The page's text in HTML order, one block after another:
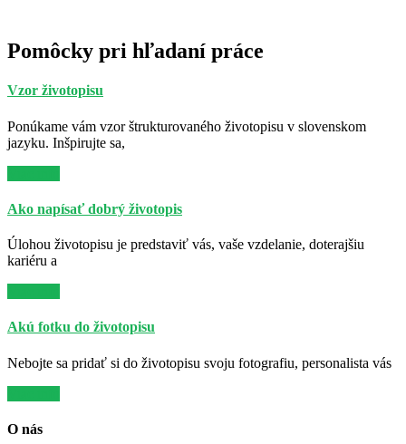
Pomôcky pri hľadaní práce
Vzor životopisu
Ponúkame vám vzor štrukturovaného životopisu v slovenskom
jazyku. Inšpirujte sa,
Ako napísať dobrý životopis
Úlohou životopisu je predstaviť vás, vaše vzdelanie, doterajšiu
kariéru a
Akú fotku do životopisu
Nebojte sa pridať si do životopisu svoju fotografiu, personalista vás
O nás